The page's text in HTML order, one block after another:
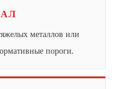
металлов или
пороги.